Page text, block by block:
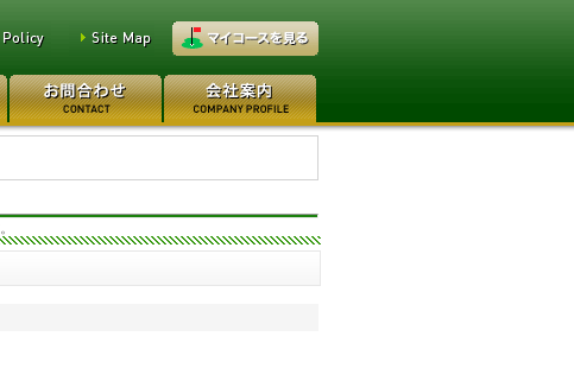
55万円
レイクウッドゴルフクラブ
万円